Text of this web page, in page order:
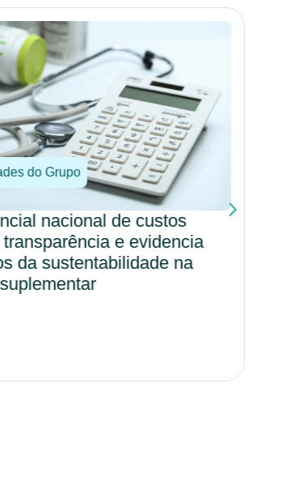
do Grupo
nacional de custos
e evidencia
da sustentabilidade na